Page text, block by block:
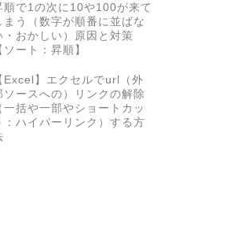
順で1の次に10や100が来て
まう（数字が順番に並ばな
・おかしい）原因と対策
ソート：昇順】
Excel】エクセルでurl（外
ソースへの）リンクの解除
一括や一部やショートカッ
：ハイパーリンク）する方